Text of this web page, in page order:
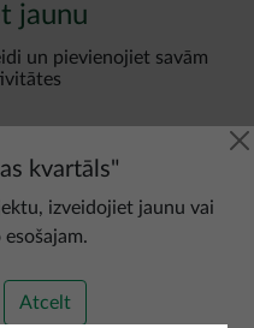
jaunu
un pievienojiet savām
maršrutu
kvartāls"
izveidojiet jaunu vai
Atcelt